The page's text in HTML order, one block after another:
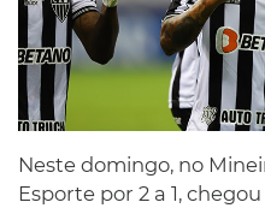
Neste domingo, no
Esporte por 2 a 1,